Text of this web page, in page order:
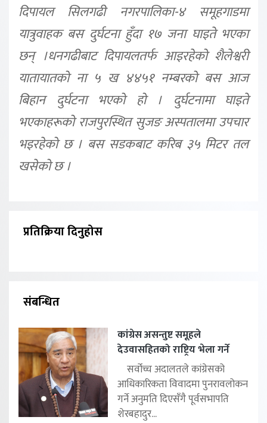
दिपायल सिलगढी नगरपालिका-४ समूहगाडमा
यात्रुवाहक बस दुर्घटना हुँदा १७ जना घाइते भएका
छन् ।धनगढीबाट दिपायलतर्फ आइरहेको शैलेश्वरी
यातायातको ना ५ ख ४४५१ नम्बरको बस आज
बिहान दुर्घटना भएको हो । दुर्घटनामा घाइते
भएकाहरूको राजपुरस्थित सुजङ अस्पतालमा उपचार
भइरहेको छ । बस सडकबाट करिब ३५ मिटर तल
खसेको छ ।
प्रतिक्रिया दिनुहोस
संबन्धित
कांग्रेस असन्तुष्ट समूहले
देउवासहितको राष्ट्रिय भेला गर्ने
सर्वोच्च अदालतले कांग्रेसको
आधिकारिकता विवादमा पुनरावलोकन
गर्ने अनुमति दिएसँगै पूर्वसभापति
शेरबहादुर...